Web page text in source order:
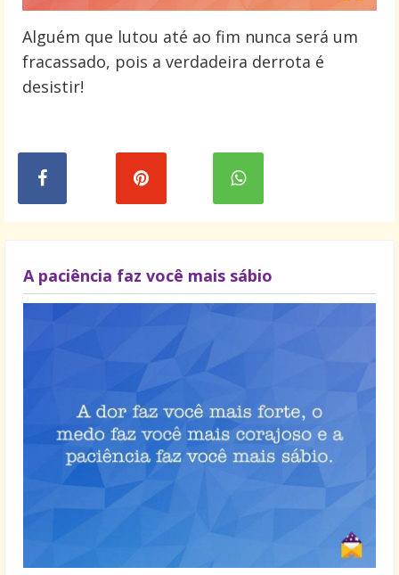
Alguém que lutou até ao fim nunca será um
fracassado, pois a verdadeira derrota é
desistir!
A paciência faz você mais sábio